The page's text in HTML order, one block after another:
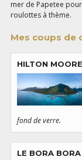
mer de Papetee
roulottes à thème.
Mes coups de
HILTON
fond de verre.
LE BORA